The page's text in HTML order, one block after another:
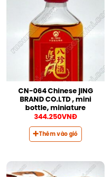
CN-064 Chinese jING
BRAND CO.LTD , mini
bottle, miniature
344.250VNĐ
Thêm vào giỏ